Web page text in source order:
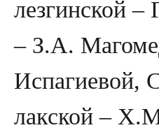
лезгинской
– З.А.
лакской –